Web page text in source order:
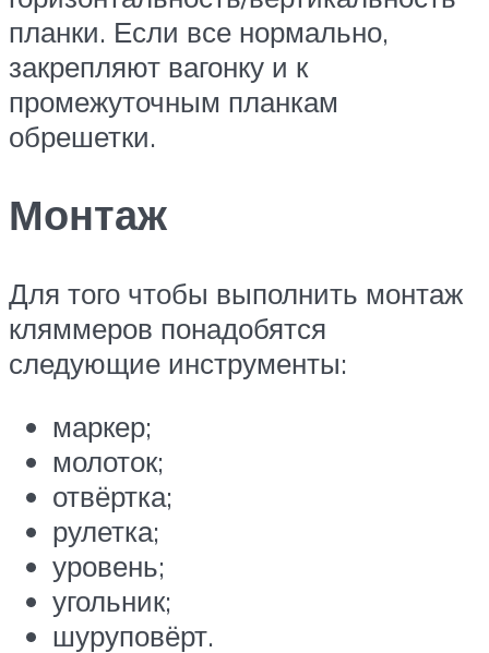
планки. Если все нормально,
закрепляют вагонку и к
промежуточным планкам
обрешетки.
Монтаж
Для того чтобы выполнить монтаж
кляммеров понадобятся
следующие инструменты:
маркер;
молоток;
отвёртка;
рулетка;
уровень;
угольник;
шуруповёрт.